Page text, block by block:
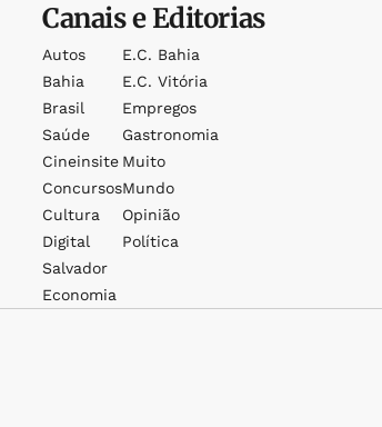
Canais e Editorias
Autos
Bahia
Brasil
Saúde
Cineinsite
Concursos
Cultura
Digital
Salvador
Economia
E.c. Bahia
E.c. Vitória
Empregos
Gastronomia
Muito
Mundo
Opinião
Política